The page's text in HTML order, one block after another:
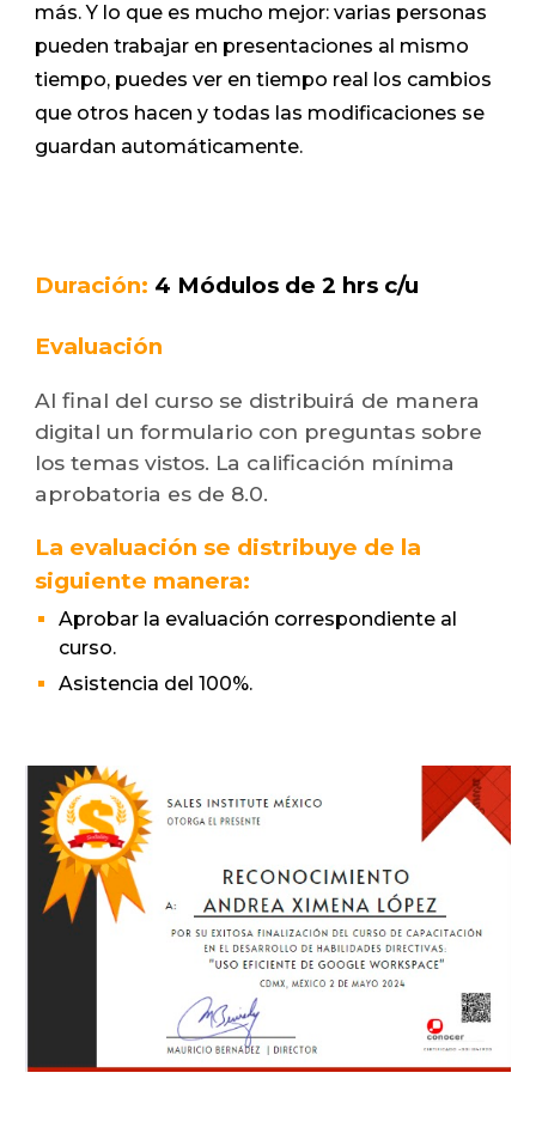
más. Y lo que es mucho mejor: varias personas
pueden trabajar en presentaciones al mismo
tiempo, puedes ver en tiempo real los cambios
que otros hacen y todas las modificaciones se
guardan automáticamente.
Duración: 4 Módulos de 2 hrs c/u
Evaluación
Al final del curso se distribuirá de manera
digital un formulario con preguntas sobre
los temas vistos. La calificación mínima
aprobatoria es de 8.0.
La evaluación se distribuye de la
siguiente manera:
Aprobar la evaluación correspondiente al
curso.
Asistencia del 100%.